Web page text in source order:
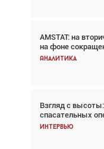
AMSTAT: на
на фоне
Аналитика
Взгляд с
спасательных
Интервью
Проблемы с
Аналитика
Частный
покупке
Интервью